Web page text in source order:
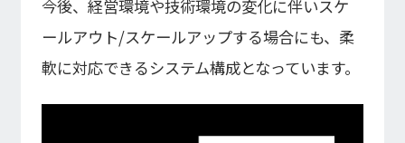
今後、経営環境や技術環境の変化に伴いスケ
ールアウト/スケールアップする場合にも、柔
軟に対応できるシステム構成となっています。